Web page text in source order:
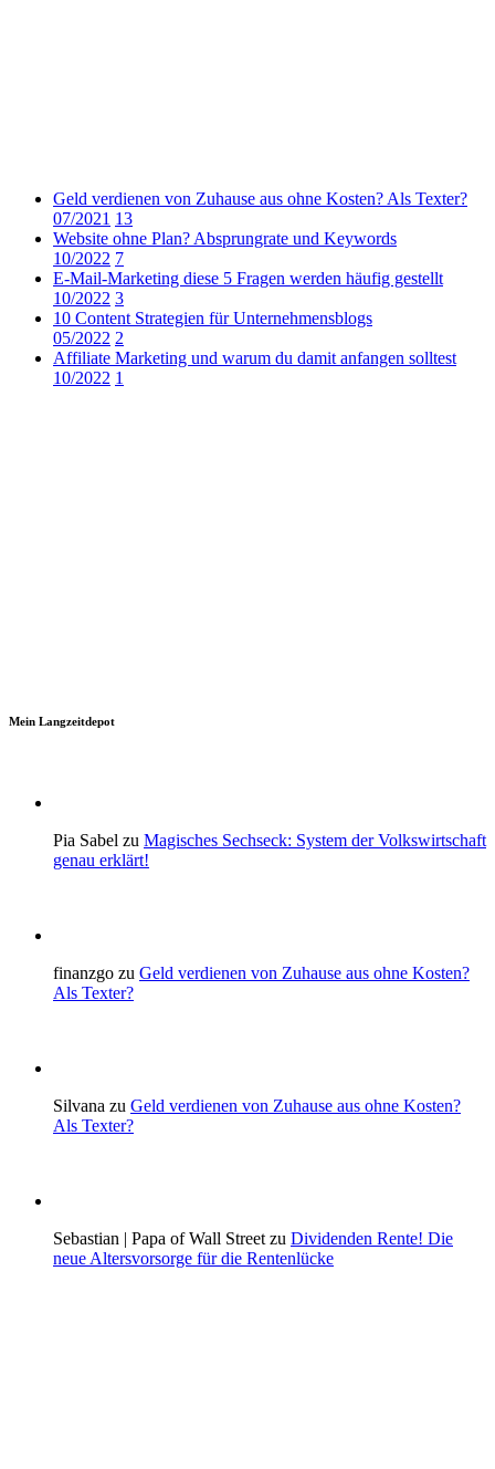
Geld verdienen von Zuhause aus ohne Kosten? Als Texter?
07/2021 13
Website ohne Plan? Absprungrate und Keywords
10/2022 7
E-Mail-Marketing diese 5 Fragen werden häufig gestellt
10/2022 3
10 Content Strategien für Unternehmensblogs
05/2022 2
Affiliate Marketing und warum du damit anfangen solltest
10/2022 1
Mein Langzeitdepot
Pia Sabel zu Magisches Sechseck: System der Volkswirtschaft
genau erklärt!
finanzgo zu Geld verdienen von Zuhause aus ohne Kosten?
Als Texter?
Silvana zu Geld verdienen von Zuhause aus ohne Kosten?
Als Texter?
Sebastian | Papa of Wall Street zu Dividenden Rente! Die
neue Altersvorsorge für die Rentenlücke